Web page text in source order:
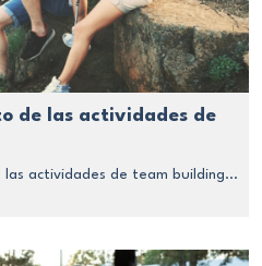
de las actividades de
actividades de team building...